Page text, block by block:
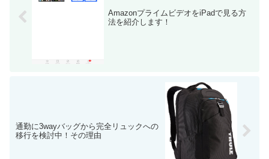
AmazonプライムビデオをiPadで見る方
法を紹介します！
通勤に3wayバッグから完全リュックへの
移行を検討中！その理由